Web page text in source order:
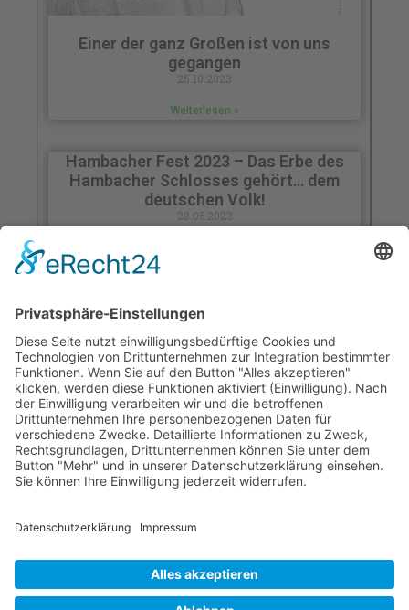
Einer der ganz Großen ist von uns
gegangen
25.10.2023
Weiterlesen »
Hambacher Fest 2023 – Das Erbe des
Hambacher Schlosses gehört… dem
deutschen Volk!
28.06.2023
Partei dazu? Dr. Wolfgang Kochanek am
20.05.2023 in Stuttgart.
12.06.2023
Weiterlesen »
Auch 2023 findet das Hambacher Fest
statt – FairTalk mit Dr. Wolfgang
Kochanek
12.06.2023